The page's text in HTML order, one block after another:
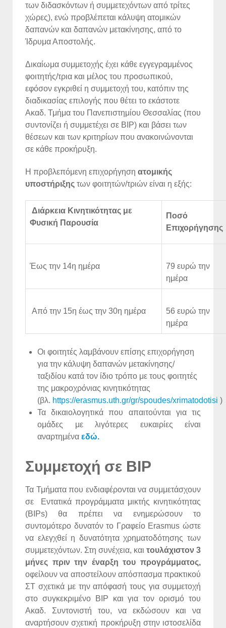
των διδασκόντων ή συμμετεχόντων από τρίτες
χώρες), ενώ προβλέπεται κάλυψη ατομικών
δαπανών και δαπανών μετακίνησης, από το
Ίδρυμα Αποστολής.
Δικαίωμα συμμετοχής έχει κάθε εγγεγραμμένος
φοιτητής/τρια και μέλος του προσωπικού,
εφόσον εγκριθεί η συμμετοχή του, κατόπιν της
διαδικασίας επιλογής που θέτει το εκάστοτε
Ακαδ. Τμήμα του Πανεπιστημίου Θεσσαλίας (που
συντονίζει ή συμμετέχει σε BIP) και βάσει των
θέσεων και των κριτηρίων που ανακοινώνονται
σε κάθε προκήρυξη.
Η προβλεπόμενη επιχορήγηση ατομικής
υποστήριξης των φοιτητών/τριών είναι η εξής:
Διάρκεια Κινητικότητας με
Φυσική Παρουσία
Ποσό
Επιχορήγησης
Έως την 14η ημέρα
79 ευρώ την
ημέρα
Από την 15η έως την 30η ημέρα
56 ευρώ την
ημέρα
Οι φοιτητές λαμβάνουν επίσης επιχορήγηση
για την κάλυψη δαπανών μετακίνησης/
ταξιδίου κατά τον ίδιο τρόπο με τους φοιτητές
της μακροχρόνιας κινητικότητας
(βλ. https://erasmus.uth.gr/gr/spoudes/xrimatodotisi )
Τα δικαιολογητικά που απαιτούνται για τις
ομάδες με λιγότερες ευκαιρίες είναι
αναρτημένα εδώ.
Συμμετοχή σε ΒΙP
Τα Τμήματα που ενδιαφέρονται να συμμετάσχουν
σε Εντατικά προγράμματα μικτής κινητικότητας
(BIPs) θα πρέπει να ενημερώσουν το
συντομότερο δυνατόν το Γραφείο Erasmus ώστε
να ελεγχθεί η δυνατότητα χρηματοδότησης των
συμμετεχόντων. Στη συνέχεια, και τουλάχιστον 3
μήνες πριν την έναρξη του προγράμματος,
οφείλουν να αποστείλουν απόσπασμα πρακτικού
ΣΤ σχετικά με την απόφασή τους για συμμετοχή
στο συγκεκριμένο ΒΙΡ και για τον ορισμό του
Ακαδ. Συντονιστή του, να εκδώσουν και να
αναρτήσουν σχετική προκήρυξη στην ιστοσελίδα